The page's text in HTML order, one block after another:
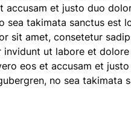
accusam et justo duo
sea takimata sanctus est
sit amet, consetetur
ut labore et
eos et accusam et
no sea takimata